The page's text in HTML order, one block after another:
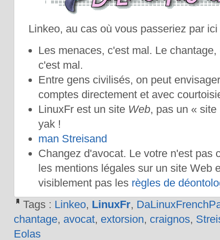
Linkeo, au cas où vous passeriez par ici
Les menaces, c'est mal. Le
c'est mal.
Entre gens civilisés, on peut
comptes directement et avec
LinuxFr est un site Web, pas un « site
yak !
man Streisand
Changez d'avocat. Le votre n'est pas
les mentions légales sur un site Web
visiblement pas les règles de
Tags : Linkeo, LinuxFr,
chantage, avocat, extorsion, craignos,
Eolas